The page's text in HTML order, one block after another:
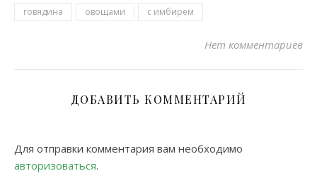
говядина овощами с имбирем
Нет комментариев
ДОБАВИТЬ КОММЕНТАРИЙ
Для отправки комментария вам необходимо
авторизоваться.